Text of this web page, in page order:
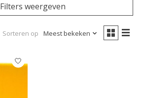
Filters weergeven
Sorteren op Meest bekeken